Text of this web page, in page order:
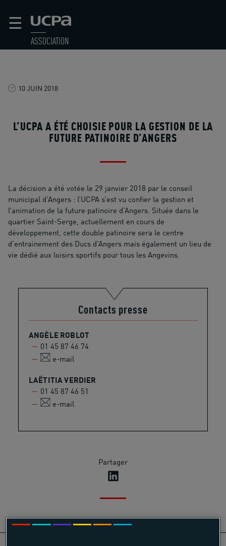
☰
ASSOCIATION
10 JUIN 2018
L’UCPA A ÉTÉ CHOISIE POUR LA GESTION DE LA
FUTURE PATINOIRE D’ANGERS
La décision a été votée le 29 janvier 2018 par le conseil
municipal d’Angers : l’UCPA s’est vu confier la gestion et
l’animation de la future patinoire d’Angers. Située dans le
quartier Saint-Serge, actuellement en cours de
développement, cette double patinoire sera le centre
d’entrainement des Ducs d’Angers mais également un lieu de
vie dédié aux loisirs sportifs pour tous les Angevins.
Contacts presse
ANGÈLE ROBLOT
01 45 87 46 74
e-mail
LAËTITIA VERDIER
01 45 87 46 51
e-mail
Partager